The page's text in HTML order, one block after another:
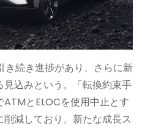
き続き進捗があり、さらに新
込みという。「転換約束手
とELOCを使用中止とす
減しており、新たな成長ス